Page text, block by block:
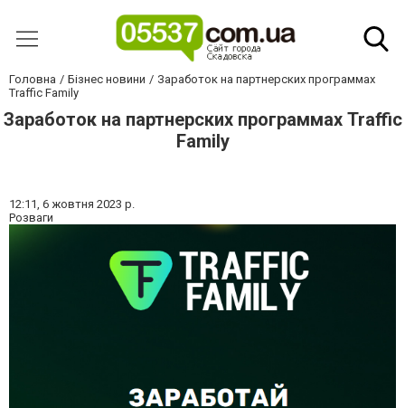
Головна Бізнес новини
Заработок на партнерских программах
Traffic Family
Заработок на партнерских программах Traffic
Family
12:11, 6 жовтня 2023 р.
Розваги